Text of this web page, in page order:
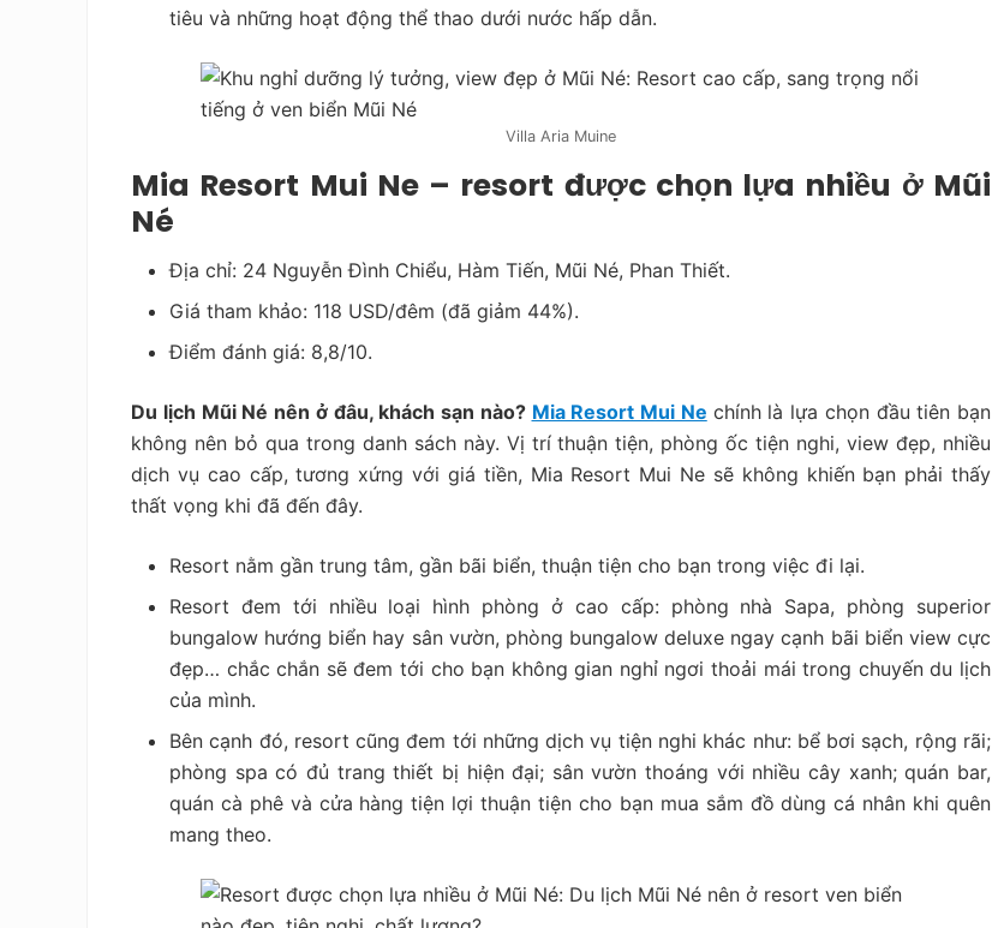
tiêu và những hoạt động thể thao dưới nước hấp dẫn.
Villa Aria Muine
Mia Resort Mui Ne – resort được chọn lựa nhiều ở Mũi
Né
Địa chỉ: 24 Nguyễn Đình Chiểu, Hàm Tiến, Mũi Né, Phan Thiết.
Giá tham khảo: 118 USD/đêm (đã giảm 44%).
Điểm đánh giá: 8,8/10.
Du lịch Mũi Né nên ở đâu, khách sạn nào? Mia Resort Mui Ne chính là lựa chọn đầu tiên bạn
không nên bỏ qua trong danh sách này. Vị trí thuận tiện, phòng ốc tiện nghi, view đẹp, nhiều
dịch vụ cao cấp, tương xứng với giá tiền, Mia Resort Mui Ne sẽ không khiến bạn phải thấy
thất vọng khi đã đến đây.
Resort nằm gần trung tâm, gần bãi biển, thuận tiện cho bạn trong việc đi lại.
Resort đem tới nhiều loại hình phòng ở cao cấp: phòng nhà Sapa, phòng superior
bungalow hướng biển hay sân vườn, phòng bungalow deluxe ngay cạnh bãi biển view cực
đẹp… chắc chắn sẽ đem tới cho bạn không gian nghỉ ngơi thoải mái trong chuyến du lịch
của mình.
Bên cạnh đó, resort cũng đem tới những dịch vụ tiện nghi khác như: bể bơi sạch, rộng rãi;
phòng spa có đủ trang thiết bị hiện đại; sân vườn thoáng với nhiều cây xanh; quán bar,
quán cà phê và cửa hàng tiện lợi thuận tiện cho bạn mua sắm đồ dùng cá nhân khi quên
mang theo.